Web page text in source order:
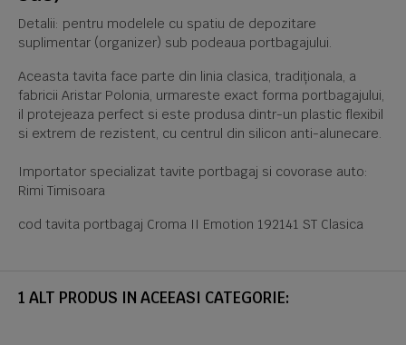
Detalii: pentru modelele cu spatiu de depozitare
suplimentar (organizer) sub podeaua portbagajului.
Aceasta tavita face parte din linia clasica, tradiționala, a
fabricii Aristar Polonia, urmareste exact forma portbagajului,
il protejeaza perfect si este produsa dintr-un plastic flexibil
si extrem de rezistent, cu centrul din silicon anti-alunecare.
Importator specializat tavite portbagaj si covorase auto:
Rimi Timisoara
cod tavita portbagaj Croma II Emotion 192141 ST Clasica
1 ALT PRODUS IN ACEEASI CATEGORIE: